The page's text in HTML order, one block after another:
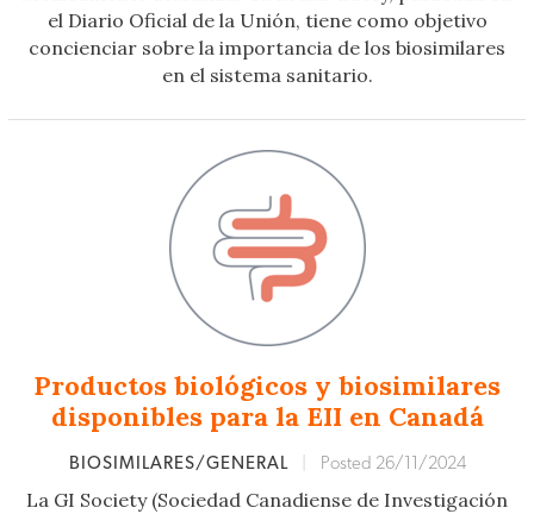
el Diario Oficial de la Unión, tiene como objetivo
concienciar sobre la importancia de los biosimilares
en el sistema sanitario.
Productos biológicos y biosimilares
disponibles para la EII en Canadá
BIOSIMILARES/GENERAL Posted 26/11/2024
La GI Society (Sociedad Canadiense de Investigación